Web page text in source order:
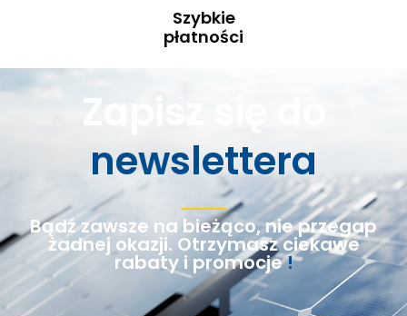
Szybkie
płatności
Zapisz się do
newslettera
Bądź zawsze na bieżąco, nie przegap
żadnej okazji. Otrzymasz ciekawe
rabaty i promocje!